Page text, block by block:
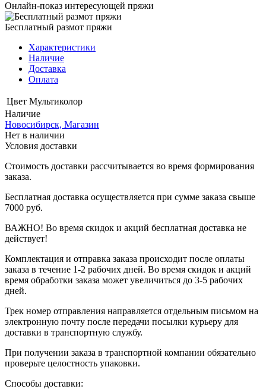
Онлайн-показ интересующей пряжи
Бесплатный размот пряжи
Характеристики
Наличие
Доставка
Оплата
Цвет Мультиколор
Наличие
Новосибирск, Магазин
Нет в наличии
Условия доставки
Стоимость доставки рассчитывается во время формирования
заказа.
Бесплатная доставка осуществляется при сумме заказа свыше
7000 руб.
ВАЖНО! Во время скидок и акций бесплатная доставка не
действует!
Комплектация и отправка заказа происходит после оплаты
заказа в течение 1-2 рабочих дней. Во время скидок и акций
время обработки заказа может увеличиться до 3-5 рабочих
дней.
Трек номер отправления направляется отдельным письмом на
электронную почту после передачи посылки курьеру для
доставки в транспортную службу.
При получении заказа в транспортной компании обязательно
проверьте целостность упаковки.
Способы доставки: